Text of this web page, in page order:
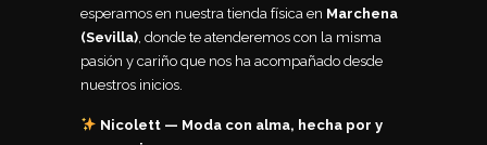
esperamos en nuestra tienda física en Marchena
(Sevilla), donde te atenderemos con la misma
pasión y cariño que nos ha acompañado desde
nuestros inicios.
Nicolett — Moda con alma, hecha por y